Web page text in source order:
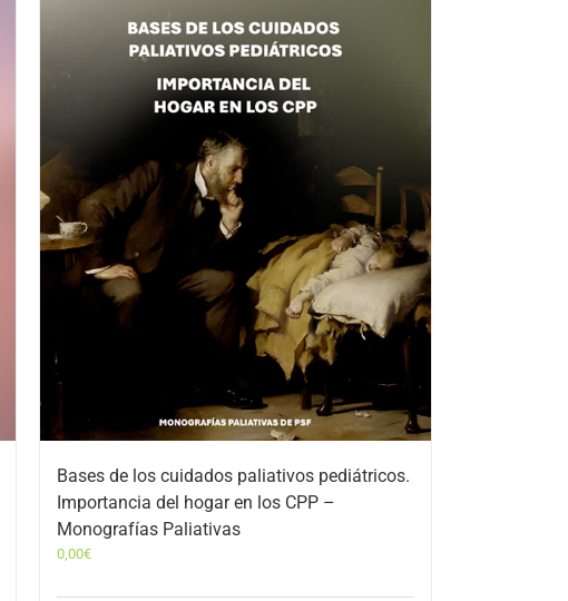
Bases de los cuidados paliativos pediátricos.
Importancia del hogar en los CPP –
Monografías Paliativas
0,00€